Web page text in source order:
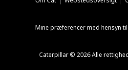
Mine præferencer med hensyn
Caterpillar © 2026 Alle